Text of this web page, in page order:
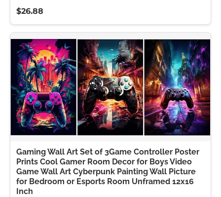
$26.88
Gaming Wall Art Set of 3Game Controller Poster
Prints Cool Gamer Room Decor for Boys Video
Game Wall Art Cyberpunk Painting Wall Picture
for Bedroom or Esports Room Unframed 12x16
Inch